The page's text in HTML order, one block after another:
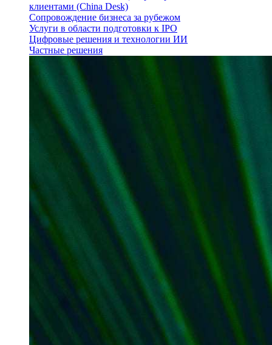
клиентами (China Desk)
Сопровождение бизнеса за рубежом
Услуги в области подготовки к IPO
Цифровые решения и технологии ИИ
Частные решения